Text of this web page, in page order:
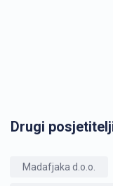
Drugi
Madafjaka d.o.o.